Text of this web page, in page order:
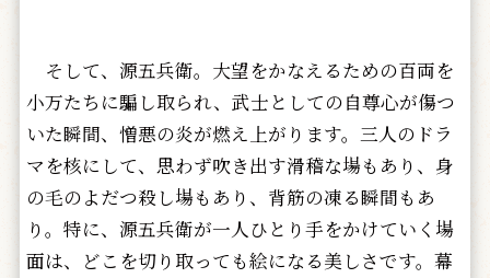
そして、源五兵衛。大望をかなえるための百両を
小万たちに騙し取られ、武士としての自尊心が傷つ
いた瞬間、憎悪の炎が燃え上がります。三人のドラ
マを核にして、思わず吹き出す滑稽な場もあり、身
の毛のよだつ殺し場もあり、背筋の凍る瞬間もあ
り。特に、源五兵衛が一人ひとり手をかけていく場
面は、どこを切り取っても絵になる美しさです。幕